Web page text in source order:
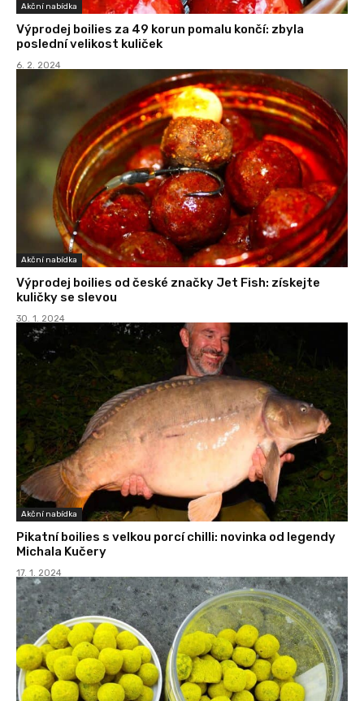
Akční nabídka
Výprodej boilies za 49 korun pomalu končí: zbyla
poslední velikost kuliček
6. 2. 2024
Akční nabídka
Výprodej boilies od české značky Jet Fish: získejte
kuličky se slevou
30. 1. 2024
Akční nabídka
Pikatní boilies s velkou porcí chilli: novinka od legendy
Michala Kučery
17. 1. 2024